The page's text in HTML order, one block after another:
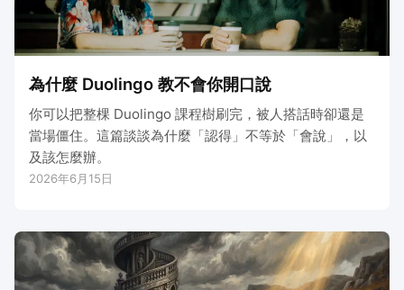
為什麼 Duolingo 教不會你開口說
你可以把整棵 Duolingo 課程樹刷完，被人搭話時卻還是
當場僵住。這篇談談為什麼「認得」不等於「會說」，以
及該怎麼辦。
2026年6月15日